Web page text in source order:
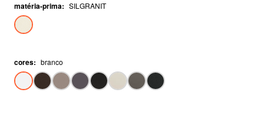
matéria-prima: SILGRANIT
cores: branco